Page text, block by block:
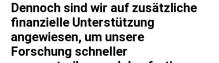
Dennoch sind wir auf zusätzliche
finanzielle Unterstützung
angewiesen, um unsere
Forschung schneller